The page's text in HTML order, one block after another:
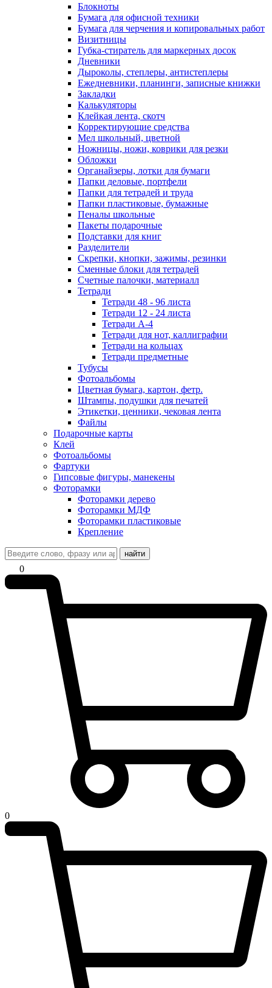
Блокноты
Бумага для офисной техники
Бумага для черчения и копировальных работ
Визитницы
Губка-стиратель для маркерных досок
Дневники
Дыроколы, степлеры, антистеплеры
Ежедневники, планинги, записные книжки
Закладки
Калькуляторы
Клейкая лента, скотч
Корректирующие средства
Мел школьный, цветной
Ножницы, ножи, коврики для резки
Обложки
Органайзеры, лотки для бумаги
Папки деловые, портфели
Папки для тетрадей и труда
Папки пластиковые, бумажные
Пеналы школьные
Пакеты подарочные
Подставки для книг
Разделители
Скрепки, кнопки, зажимы, резинки
Сменные блоки для тетрадей
Счетные палочки, материалл
Тетради
Тетради 48 - 96 листа
Тетради 12 - 24 листа
Тетради А-4
Тетради для нот, каллиграфии
Тетради на кольцах
Тетради предметные
Тубусы
Фотоальбомы
Цветная бумага, картон, фетр.
Штампы, подушки для печатей
Этикетки, ценники, чековая лента
Файлы
Подарочные карты
Клей
Фотоальбомы
Фартуки
Гипсовые фигуры, манекены
Фоторамки
Фоторамки дерево
Фоторамки МДФ
Фоторамки пластиковые
Крепление
найти
0
0